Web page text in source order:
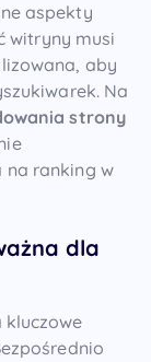
aspekty
witryny musi
aby
Na
strony
na ranking w
dla